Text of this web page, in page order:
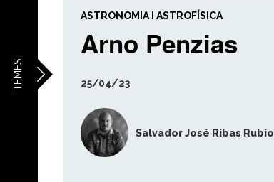
TEMES
ASTRONOMIA I ASTROFÍSICA
Arno Penzias
25/04/23
Salvador José Ribas Rubio